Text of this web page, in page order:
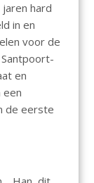
jaren hard
in en
voor de
en
een
de eerste